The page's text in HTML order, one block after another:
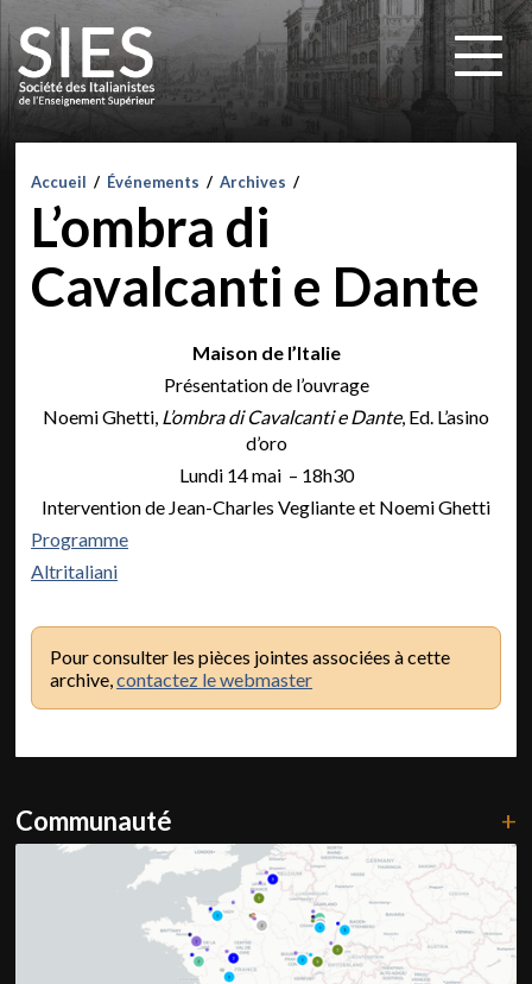
Accueil / Événements / Archives /
L’ombra di
Cavalcanti e Dante
Maison de l’Italie
Présentation de l’ouvrage
Noemi Ghetti, L’ombra di Cavalcanti e Dante, Ed. L’asino
d’oro
Lundi 14 mai – 18h30
Intervention de Jean-Charles Vegliante et Noemi Ghetti
Programme
Altritaliani
Pour consulter les pièces jointes associées à cette
archive,contactez le webmaster
Communauté +